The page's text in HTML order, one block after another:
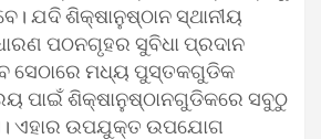
ଯଦି ଶିକ୍ଷାନୁଷ୍ଠାନ ସ୍ଥାନୀୟ
ପଠନଗୃହର ସୁବିଧା ପ୍ରଦାନ
ସେଠାରେ ମଧ୍ୟ ପୁସ୍ତକଗୁଡିକ
ପାଇଁ ଶିକ୍ଷାନୁଷ୍ଠାନଗୁଡିକରେ ସବୁଠୁ
ଏହାର ଉପଯୁକ୍ତ ଉପଯୋଗ